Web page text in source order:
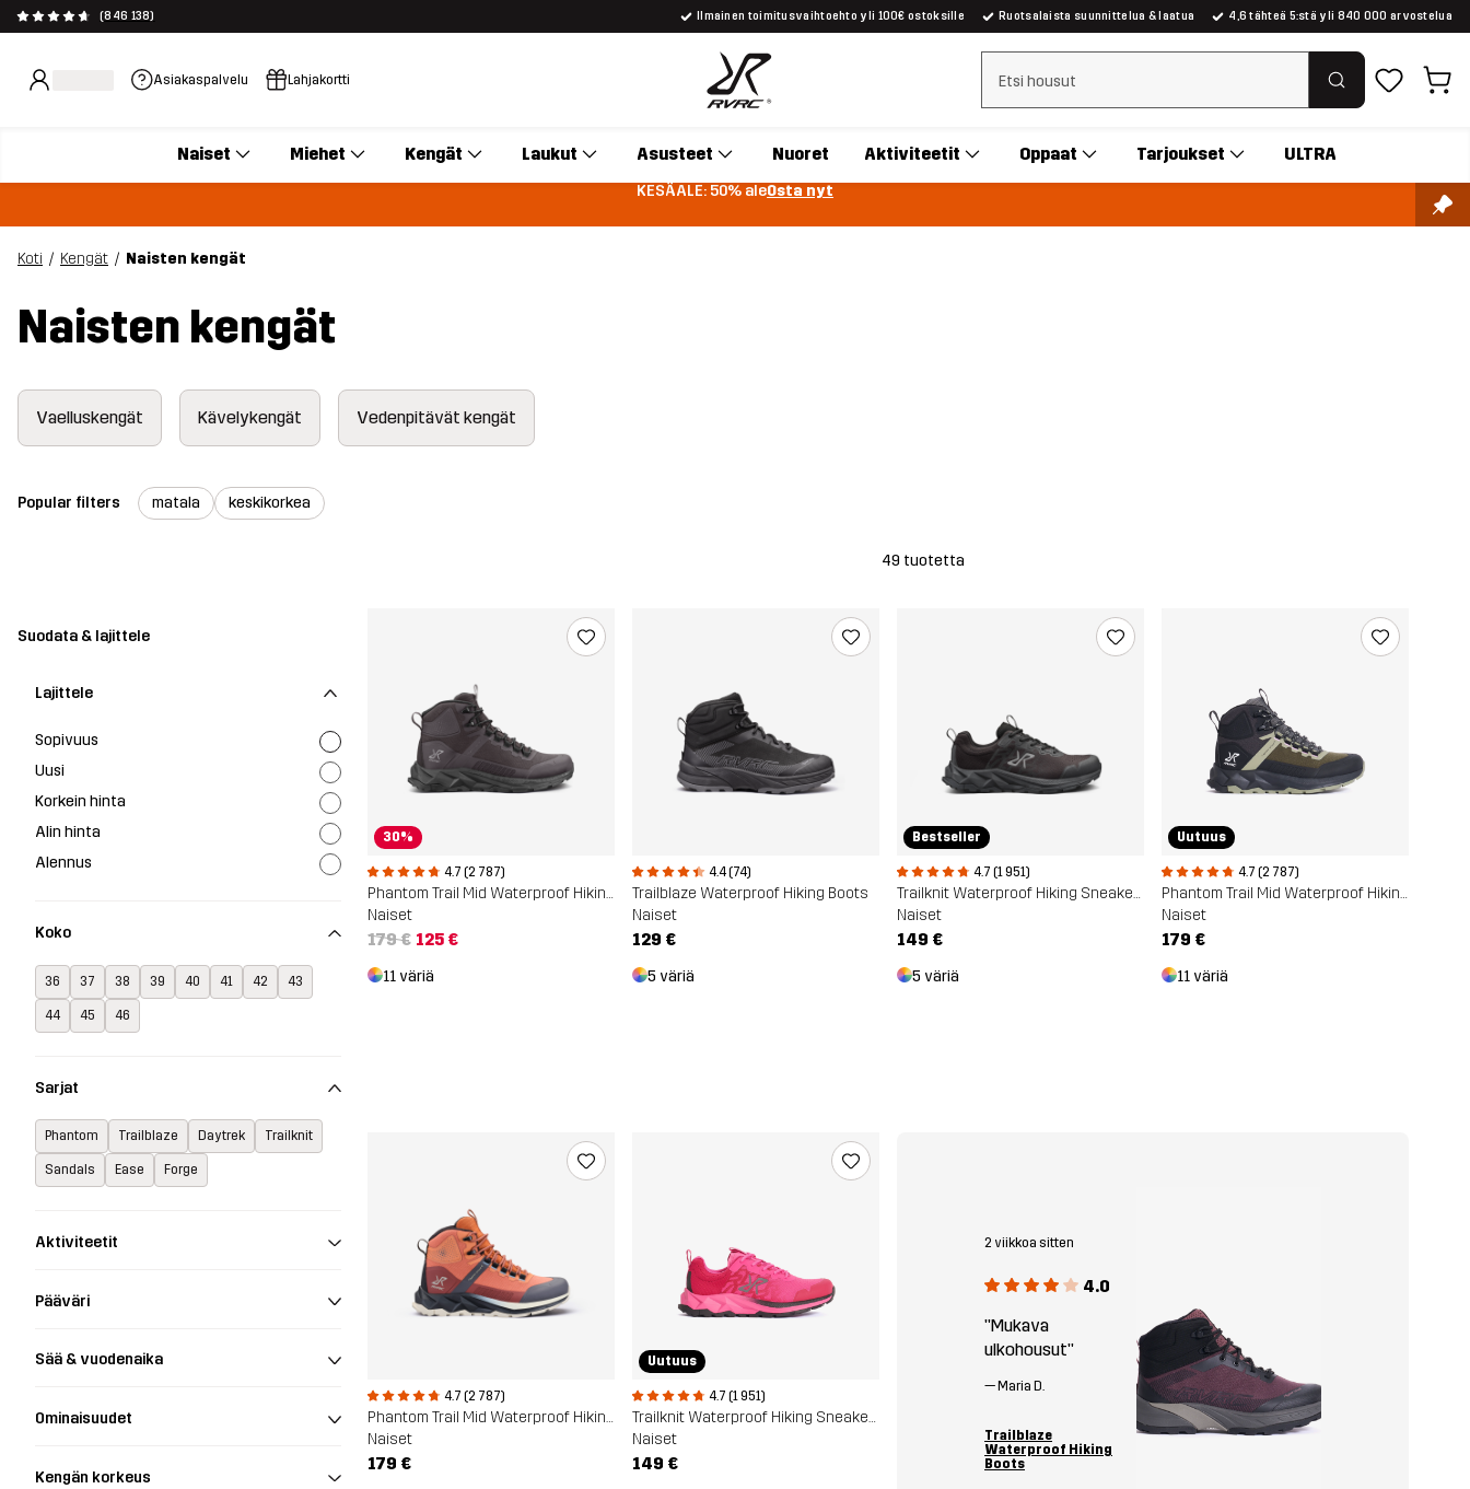
(846 138) Ilmainen toimitusvaihtoehto yli 100€ ostoksille Ruotsalaista suunnittelua & laatua 4,6 tähteä 5:stä yli 840 000 arvostelua
Asiakaspalvelu Lahjakortti Tyhjennä haku
Naiset Miehet Kengät Laukut Asusteet Nuoret Aktiviteetit Oppaat Tarjoukset ULTRA
KESÄALE: 50% aleOsta nyt
Koti Kengät Naisten kengät
Naisten kengät
Vaelluskengät Kävelykengät Vedenpitävät kengät
Popular filters matala keskikorkea
49 tuotetta
Suodata & lajittele
Lajittele
Sopivuus
Uusi
Korkein hinta
Alin hinta
Alennus
Koko
36 37 38 39 40 41 42 43
44 45 46
Sarjat
Phantom Trailblaze Daytrek Trailknit
Sandals Ease Forge
Aktiviteetit
Pääväri
Sää & vuodenaika
Ominaisuudet
Kengän korkeus
30%
4.7 (2 787)
Phantom Trail Mid Waterproof Hiking Boots
Naiset
179 € 125 €
11 väriä
4.4 (74)
Trailblaze Waterproof Hiking Boots
Naiset
129 €
5 väriä
Bestseller
4.7 (1 951)
Trailknit Waterproof Hiking Sneakers
Naiset
149 €
5 väriä
Uutuus
4.7 (2 787)
Phantom Trail Mid Waterproof Hiking Boots
Naiset
179 €
11 väriä
4.7 (2 787)
Phantom Trail Mid Waterproof Hiking Boots
Naiset
179 €
Uutuus
4.7 (1 951)
Trailknit Waterproof Hiking Sneakers
Naiset
149 €
2 viikkoa sitten
4.0
"Mukava
ulkohousut"
— Maria D.
Trailblaze
Waterproof Hiking
Boots